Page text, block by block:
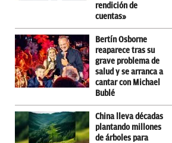
rendición de
cuentas»
Bertín Osborne
reaparece tras su
grave problema de
salud y se arranca a
cantar con Michael
Bublé
China lleva décadas
plantando millones
de árboles para